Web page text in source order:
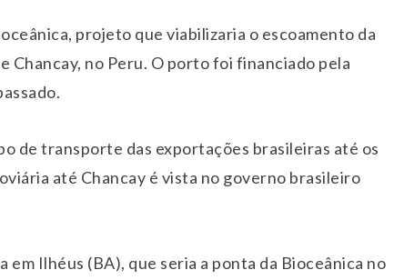
projeto que viabilizaria o escoamento da
Chancay, no Peru. O porto foi financiado pela
de transporte das exportações brasileiras até os
até Chancay é vista no governo brasileiro
em Ilhéus (BA), que seria a ponta da Bioceânica no